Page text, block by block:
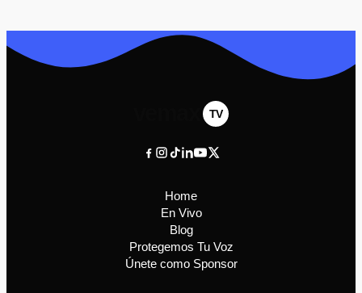
TV
Home
En Vivo
Blog
Protegemos Tu Voz
Únete como Sponsor